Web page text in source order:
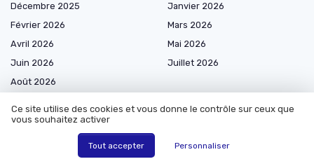
Décembre 2025
Janvier 2026
Février 2026
Mars 2026
Avril 2026
Mai 2026
Juin 2026
Juillet 2026
Août 2026
Ce site utilise des cookies et vous donne le contrôle sur ceux que
vous souhaitez activer
Tout accepter Personnaliser